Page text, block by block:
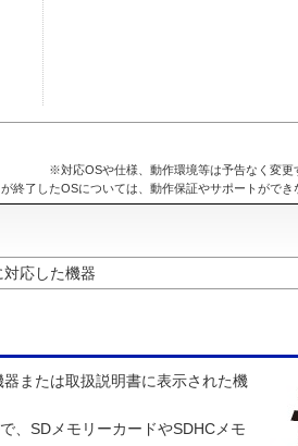
※対応OSや仕様、動作環境等は予告なく変更
終了したOSについては、動作保証やサポートができ
応した機器
または取扱説明書に表示された機
、SDメモリーカードやSDHCメモ